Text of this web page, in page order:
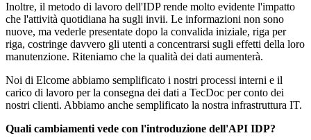
Inoltre, il metodo di lavoro dell'IDP rende molto evidente l'impatto
che l'attività quotidiana ha sugli invii. Le informazioni non sono
nuove, ma vederle presentate dopo la convalida iniziale, riga per
riga, costringe davvero gli utenti a concentrarsi sugli effetti della loro
manutenzione. Riteniamo che la qualità dei dati aumenterà.
Noi di Elcome abbiamo semplificato i nostri processi interni e il
carico di lavoro per la consegna dei dati a TecDoc per conto dei
nostri clienti. Abbiamo anche semplificato la nostra infrastruttura IT.
Quali cambiamenti vede con l'introduzione dell'API IDP?